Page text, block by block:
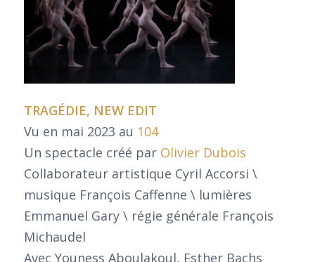
TRAGÉDIE, NEW EDIT
Vu en mai 2023 au 104
Un spectacle créé par Olivier Dubois
Collaborateur artistique Cyril Accorsi \
musique François Caffenne \ lumières
Emmanuel Gary \ régie générale François
Michaudel
Avec Youness Aboulakoul, Esther Bachs